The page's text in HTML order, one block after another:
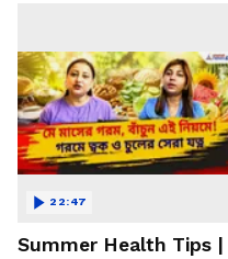
Summer Health Tips |
22:47